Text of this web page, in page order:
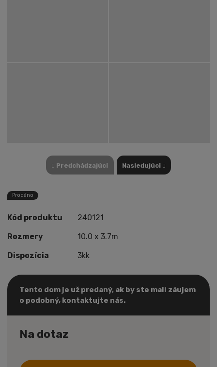
Predchádzajúci Nasledujúci
Prodáno
Kód produktu 240121
Rozmery 10.0 x 3.7m
Dispozícia 3kk
Tento dom je už predaný, ak by ste mali záujem
o podobný, kontaktujte nás.
Na dotaz